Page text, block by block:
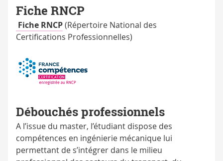
Fiche RNCP
Fiche RNCP(Répertoire National des
Certifications Professionnelles)
Débouchés professionnels
A l’issue du master, l’étudiant dispose des
compétences en ingénierie mécanique lui
permettant de s’intégrer dans le milieu